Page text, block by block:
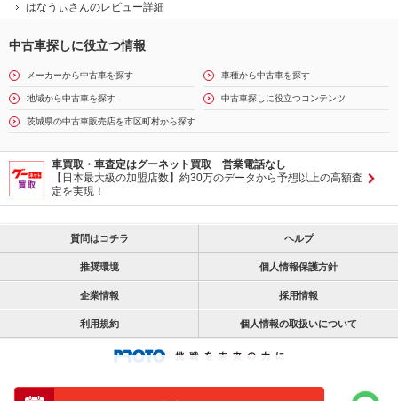
はなうぃさんのレビュー詳細
中古車探しに役立つ情報
メーカーから中古車を探す 車種から中古車を探す
地域から中古車を探す 中古車探しに役立つコンテンツ
茨城県の中古車販売店を市区町村から探す
車買取・車査定はグーネット買取 営業電話なし
【日本最大級の加盟店数】約30万のデータから予想以上の高額査
定を実現！
質問はコチラ ヘルプ
推奨環境 個人情報保護方針
企業情報 採用情報
利用規約 個人情報の取扱いについて